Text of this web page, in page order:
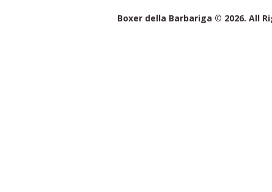
Boxer della Barbariga © 2026. All